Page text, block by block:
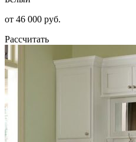
от 46 000 руб.
Рассчитать